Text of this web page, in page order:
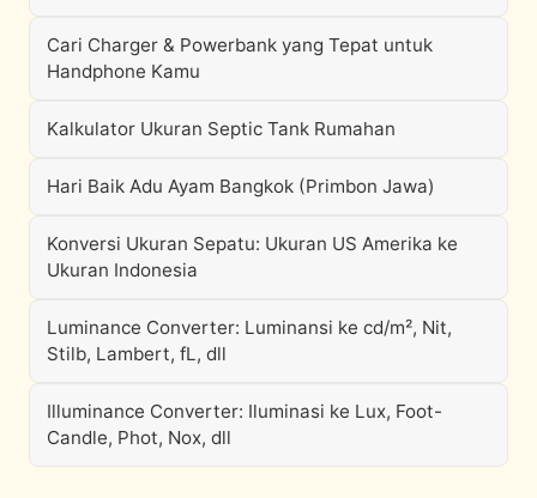
Cari Charger & Powerbank yang Tepat untuk
Handphone Kamu
Kalkulator Ukuran Septic Tank Rumahan
Hari Baik Adu Ayam Bangkok (Primbon Jawa)
Konversi Ukuran Sepatu: Ukuran US Amerika ke
Ukuran Indonesia
Luminance Converter: Luminansi ke cd/m², Nit,
Stilb, Lambert, fL, dll
Illuminance Converter: Iluminasi ke Lux, Foot-
Candle, Phot, Nox, dll